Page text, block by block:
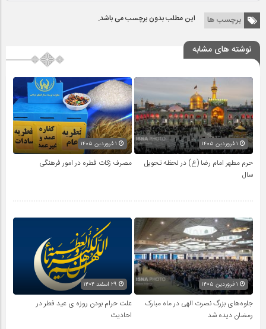
برچسب ها این مطلب بدون برچسب می باشد.
نوشته های مشابه
حرم مطهر امام رضا (ع) در لحظه تحویل
سال
مصرف زکات فطره در امور فرهنگی
جلوه‌های بزرگ نصرت الهی در ماه مبارک
رمضان دیده شد
علت حرام بودن روزه ی عید فطر در
احادیث